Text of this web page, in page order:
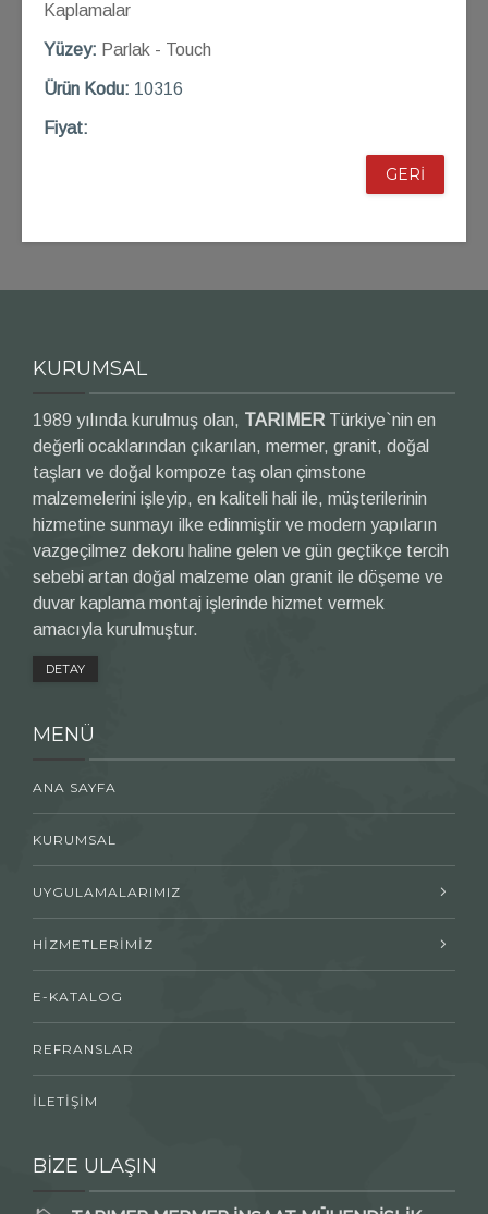
Kaplamalar
Yüzey: Parlak - Touch
Ürün Kodu: 10316
Fiyat:
GERİ
KURUMSAL
1989 yılında kurulmuş olan, TARIMER Türkiye`nin en
değerli ocaklarından çıkarılan, mermer, granit, doğal
taşları ve doğal kompoze taş olan çimstone
malzemelerini işleyip, en kaliteli hali ile, müşterilerinin
hizmetine sunmayı ilke edinmiştir ve modern yapıların
vazgeçilmez dekoru haline gelen ve gün geçtikçe tercih
sebebi artan doğal malzeme olan granit ile döşeme ve
duvar kaplama montaj işlerinde hizmet vermek
amacıyla kurulmuştur.
DETAY
MENÜ
ANA SAYFA
KURUMSAL
UYGULAMALARIMIZ
HİZMETLERİMİZ
E-KATALOG
REFRANSLAR
İLETİŞİM
BİZE ULAŞIN